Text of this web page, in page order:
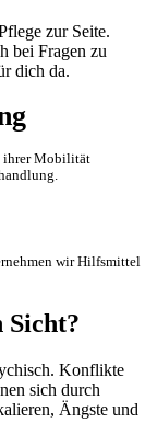
zur Seite.
bei Fragen zu
dich da.
ihrer Mobilität
wir Hilfsmittel
Sicht?
Konflikte
sich durch
Ängste und